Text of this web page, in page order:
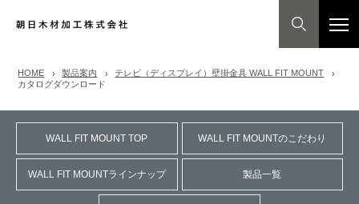
HOME 製品案内
テレビ（ディスプレイ）壁掛金具 WALL FIT MOUNT
カタログダウンロード
WALL FIT MOUNT TOP WALL FIT MOUNTのこだわり
WALL FIT MOUNTラインナップ 製品一覧